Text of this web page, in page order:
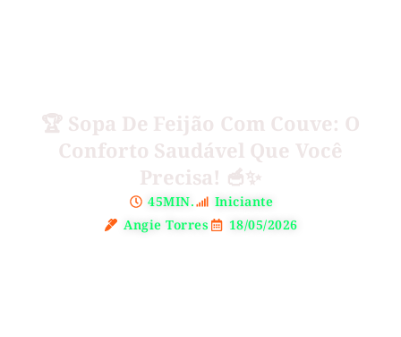
🏆 Sopa De Feijão Com Couve: O
Conforto Saudável Que Você
Precisa! 🥣✨
45MIN.
Iniciante
Angie Torres
18/05/2026